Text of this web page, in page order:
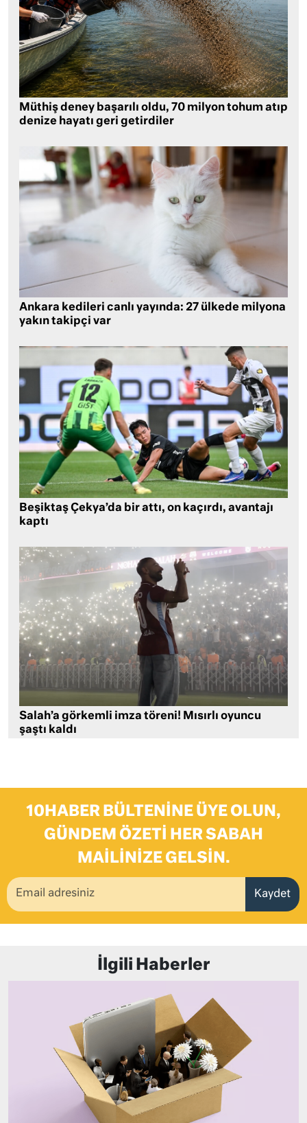
Müthiş deney başarılı oldu, 70 milyon tohum atıp
denize hayatı geri getirdiler
Ankara kedileri canlı yayında: 27 ülkede milyona
yakın takipçi var
Beşiktaş Çekya’da bir attı, on kaçırdı, avantajı
kaptı
Salah’a görkemli imza töreni! Mısırlı oyuncu
şaştı kaldı
10HABER BÜLTENINE ÜYE OLUN,
GÜNDEM ÖZETI HER SABAH
MAILINIZE GELSIN.
Kaydet
İlgili Haberler